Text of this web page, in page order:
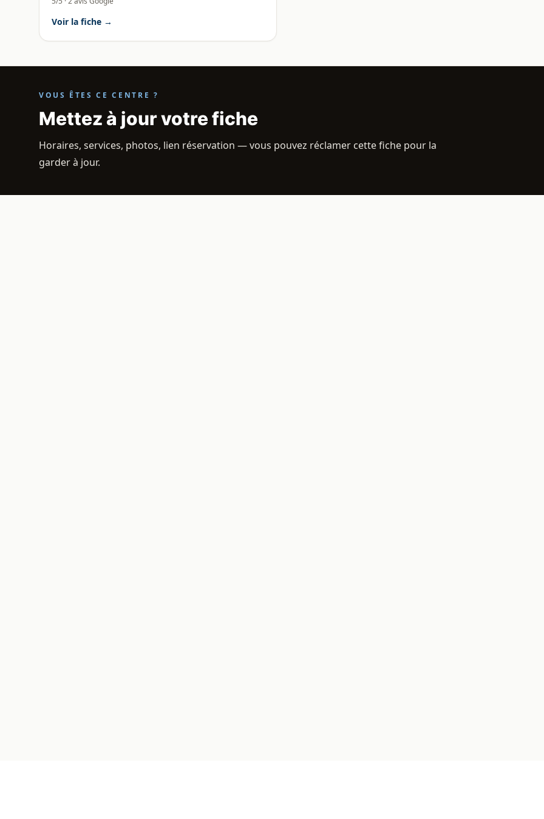
Voir la fiche →
VOUS ÊTES CE CENTRE ?
Mettez à jour votre fiche
Horaires, services, photos, lien réservation — vous pouvez réclamer cette fiche pour la
garder à jour.